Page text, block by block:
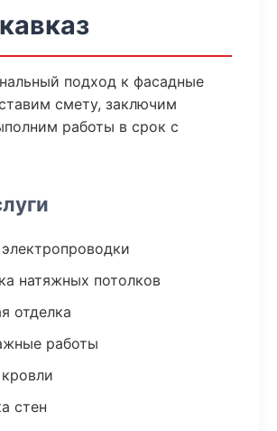
подход к фасадные
смету, заключим
работы в срок с
натяжных потолков
отделка
работы
стен